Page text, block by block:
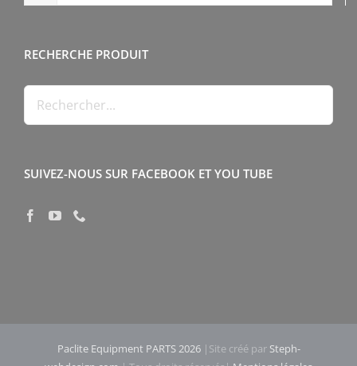
RECHERCHE PRODUIT
SUIVEZ-NOUS SUR FACEBOOK ET YOU TUBE
Paclite Equipment PARTS 2026|Site créé par Steph-